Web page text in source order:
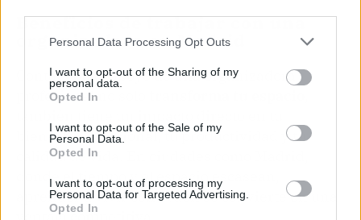
Personal Data Processing Opt Outs
I want to opt-out of the Sharing of my
personal data.
Opted In
I want to opt-out of the Sale of my
Personal Data.
Opted In
I want to opt-out of processing my
Personal Data for Targeted Advertising.
Opted In
Beneficios de trabajar con una
organizadora en Madrid
Contar con el apoyo de una organizadora
profesional no solo
bienestar emocional, tu productividad y tu
calidad de vida. En ciudades como Madrid,
donde el tiempo y el espacio escasean,
aprender a vivir con orden se convierte en una